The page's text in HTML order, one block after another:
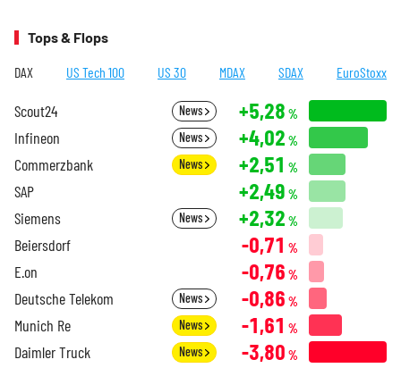
Tops & Flops
DAX US Tech 100 US 30 MDAX SDAX EuroStoxx
Scout24 News +5,28 %
Infineon News +4,02 %
Commerzbank News +2,51 %
SAP +2,49 %
Siemens News +2,32 %
Beiersdorf -0,71 %
E.on -0,76 %
Deutsche Telekom News -0,86 %
Munich Re News -1,61 %
Daimler Truck News -3,80 %